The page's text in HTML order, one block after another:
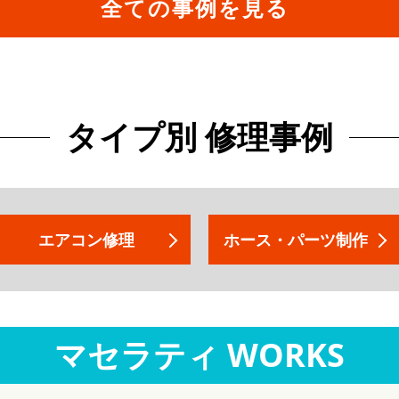
全ての事例を見る
タイプ別 修理事例
エアコン修理 ホース・パーツ制作
マセラティ WORKS